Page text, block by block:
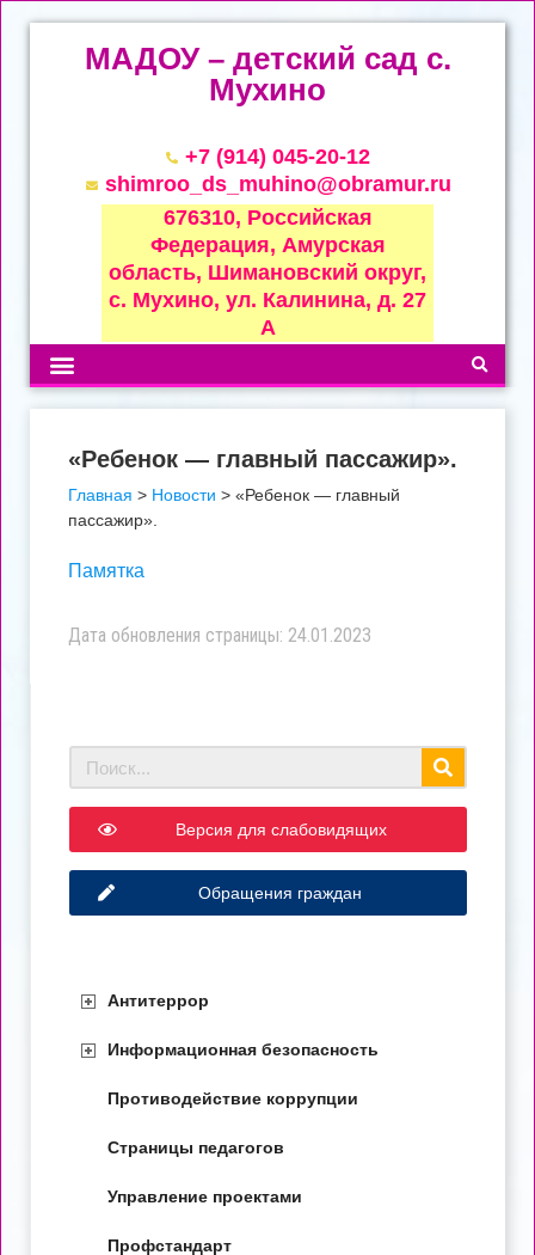
МАДОУ – детский сад с.
Мухино
+7 (914) 045-20-12
shimroo_ds_muhino@obramur.ru
676310, Российская
Федерация, Амурская
область, Шимановский округ,
с. Мухино, ул. Калинина, д. 27
А
«Ребенок — главный пассажир».
Главная > Новости > «Ребенок — главный
пассажир».
Памятка
Дата обновления страницы: 24.01.2023
Версия для слабовидящих
Обращения граждан
Антитеррор
Информационная безопасность
Противодействие коррупции
Страницы педагогов
Управление проектами
Профстандарт